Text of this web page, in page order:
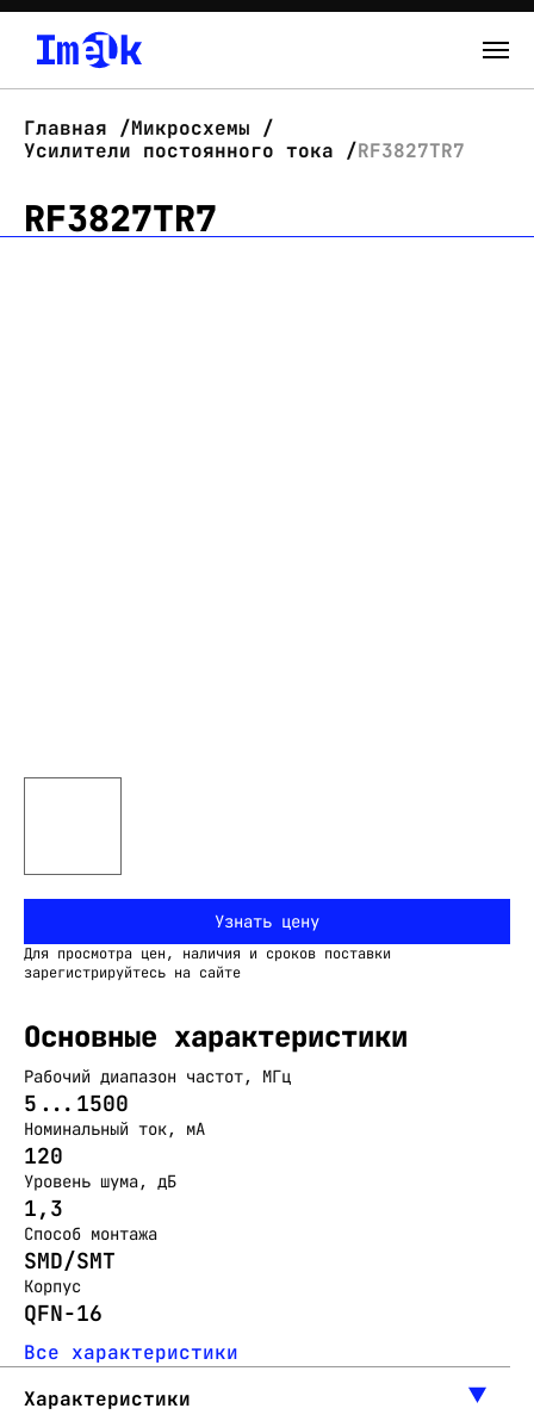
О нас
Новости
Главная
Микросхемы
Усилители постоянного тока
RF3827TR7
RF3827TR7
Узнать цену
Для просмотра цен, наличия и сроков поставки
зарегистрируйтесь на сайте
Основные характеристики
Рабочий диапазон частот, МГц
5...1500
Номинальный ток, мА
120
Уровень шума, дБ
1,3
Способ монтажа
SMD/SMT
Корпус
QFN-16
Все характеристики
Характеристики